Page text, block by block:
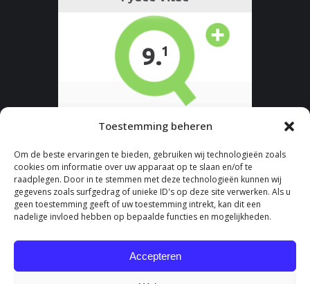
Toestemming beheren
Om de beste ervaringen te bieden, gebruiken wij technologieën zoals
cookies om informatie over uw apparaat op te slaan en/of te
raadplegen. Door in te stemmen met deze technologieën kunnen wij
gegevens zoals surfgedrag of unieke ID's op deze site verwerken. Als u
geen toestemming geeft of uw toestemming intrekt, kan dit een
nadelige invloed hebben op bepaalde functies en mogelijkheden.
Accepteren